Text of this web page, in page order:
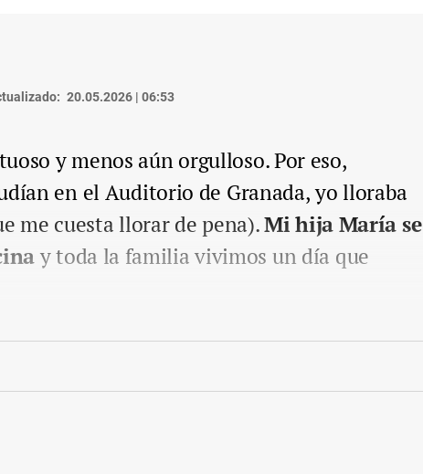
20.05.2026 | 06:53
y menos aún orgulloso. Por eso,
en el Auditorio de Granada, yo lloraba
me cuesta llorar de pena).Mi hija María se
y toda la familia vivimos un día que